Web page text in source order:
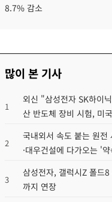
8.7% 감소
많이 본 기사
1
외신 "삼성전자 SK하이
산 반도체 장비 시험, 미
2
국내외서 속도 붙는 원전
·대우건설에 다가오는 '
3
삼성전자, 갤럭시Z 폴드
까지 연장